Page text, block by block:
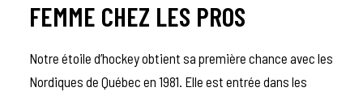
FEMME CHEZ LES PROS
Notre étoile d’hockey obtient sa première chance avec les
Nordiques de Québec en 1981. Elle est entrée dans les